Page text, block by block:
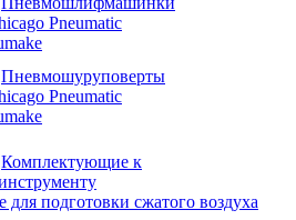
Pneumatic
Пневмошуруповерты
Pneumatic
Комплектующие к
для подготовки сжатого воздуха